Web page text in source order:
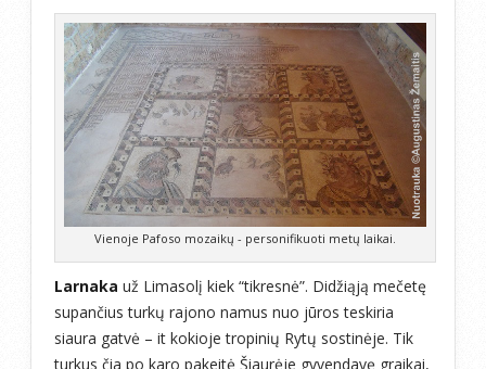
Vienoje Pafoso mozaikų - personifikuoti metų laikai.
Larnaka už Limasolį kiek “tikresnė”. Didžiąją mečetę
supančius turkų rajono namus nuo jūros teskiria
siaura gatvė – it kokioje tropinių Rytų sostinėje. Tik
turkus čia po karo pakeitė Šiaurėje gyvendavę graikai,